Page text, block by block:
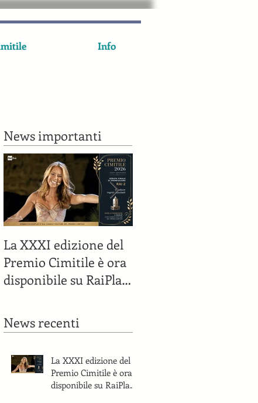
Info
News importanti
La XXXI edizione del
Premio Cimitile è ora
disponibile su RaiPlay
del Premio Cimitile.
News recenti
La XXXI edizione del
Premio Cimitile è ora
disponibile su RaiPlay